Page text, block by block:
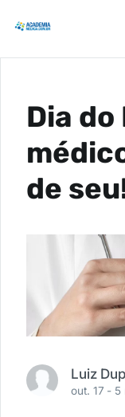
Dia do
de
Luiz
out. 17 - 5